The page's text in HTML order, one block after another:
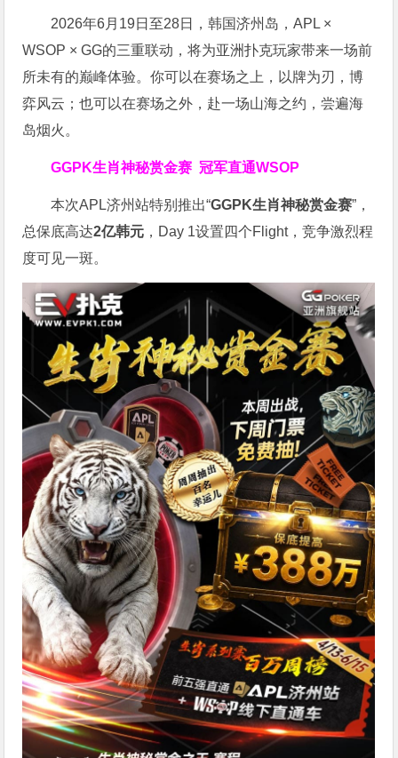
2026年6月19日至28日，韩国济州岛，APL ×
WSOP × GG的三重联动，将为亚洲扑克玩家带来一场前
所未有的巅峰体验。你可以在赛场之上，以牌为刃，博
弈风云；也可以在赛场之外，赴一场山海之约，尝遍海
岛烟火。
GGPK生肖神秘赏金赛冠军直通WSOP
本次APL济州站特别推出“GGPK生肖神秘赏金赛”，
总保底高达2亿韩元 ，Day 1设置四个Flight，竞争激烈程
度可见一斑。